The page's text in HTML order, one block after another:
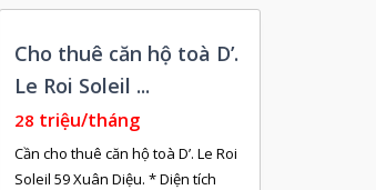
Cho thuê căn hộ toà D’.
Le Roi Soleil ...
28 triệu/tháng
Cần cho thuê căn hộ toà D’. Le Roi
Soleil 59 Xuân Diệu. * Diện tích